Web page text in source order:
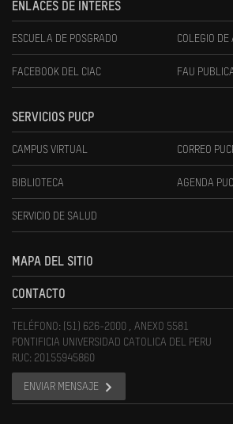
ENLACES DE INTERÉS
ESCUELA DE POSGRADO COLEGIO DE
FACEBOOK DEL CIAC FAU
SERVICIOS PUCP
CAMPUS VIRTUAL CORREO
BIBLIOTECA AGENDA
SERVICIO DE SALUD
MAPA DEL SITIO
CONTACTO
TELÉFONO: (51) 626-2000 , ANEXO 5581
PONTIFICIA UNIVERSIDAD CATOLICA DEL PERU
RUC: 20155945860
ENVIAR MENSAJE